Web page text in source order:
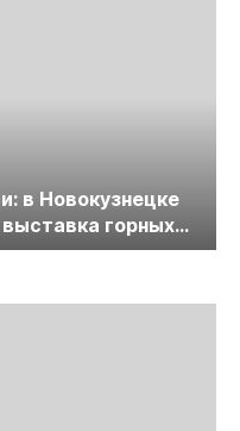
в Новокузнецке
горных
Уголь России и